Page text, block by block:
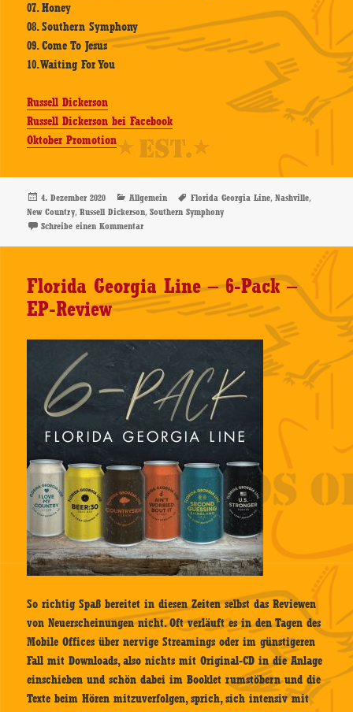
07. Honey
08. Southern Symphony
09. Come To Jesus
10. Waiting For You
Russell Dickerson
Russell Dickerson bei Facebook
Oktober Promotion
Veröffentlicht
am
4. Dezember 2020 Kategorien
Allgemein Schlagwörter
Florida Georgia Line,Nashville,
New Country,Russell Dickerson,Southern Symphony
Schreibe einen Kommentarzu Russell Dickerson – Southern Symphony – CD-
Florida Georgia Line – 6-Pack –
EP-Review
So richtig Spaß bereitet in diesen Zeiten selbst das Reviewen
von Neuerscheinungen nicht. Oft verläuft es in den Tagen des
Mobile Offices über nervige Streamings oder im günstigeren
Fall mit Downloads, also nichts mit Original-CD in die Anlage
einschieben und schön dabei im Booklet rumstöbern und die
Texte beim Hören mitzuverfolgen, sprich, sich intensiv mit